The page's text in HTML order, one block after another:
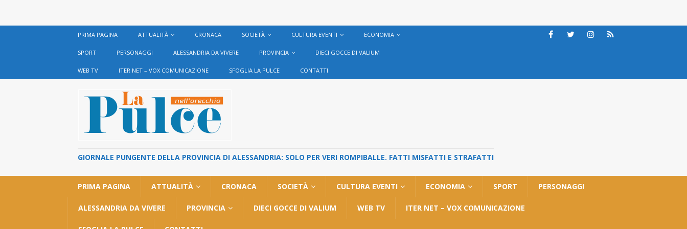
PRIMA PAGINA ATTUALITÀ CRONACA SOCIETÀ CULTURA EVENTI ECONOMIA
SPORT PERSONAGGI ALESSANDRIA DA VIVERE PROVINCIA DIECI GOCCE DI VALIUM
WEB TV ITER NET – VOX COMUNICAZIONE SFOGLIA LA PULCE CONTATTI
GIORNALE PUNGENTE DELLA PROVINCIA DI ALESSANDRIA: SOLO PER VERI ROMPIBALLE. FATTI MISFATTI E STRAFATTI
PRIMA PAGINA ATTUALITÀ CRONACA SOCIETÀ CULTURA EVENTI ECONOMIA SPORT PERSONAGGI
ALESSANDRIA DA VIVERE PROVINCIA DIECI GOCCE DI VALIUM WEB TV ITER NET – VOX COMUNICAZIONE